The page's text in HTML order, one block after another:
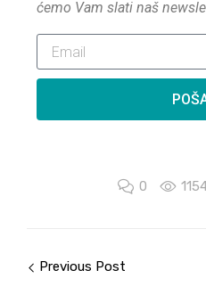
ćemo Vam slati naš
0
Previous Post